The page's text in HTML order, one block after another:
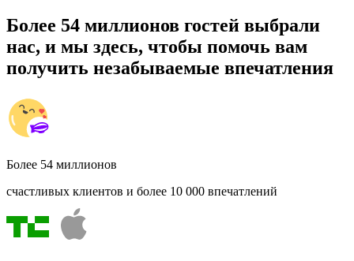
Более 54 миллионов гостей выбрали
нас, и мы здесь, чтобы помочь вам
получить незабываемые впечатления
Более 54 миллионов
счастливых клиентов и более 10 000 впечатлений